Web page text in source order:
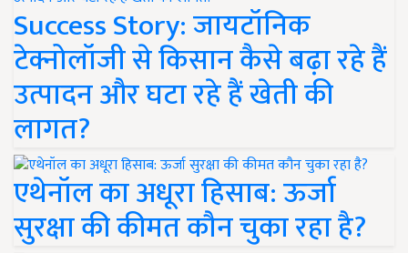
Success Story: जायटॉनिक
टेक्नोलॉजी से किसान कैसे बढ़ा रहे हैं
उत्पादन और घटा रहे हैं खेती की
लागत?
एथेनॉल का अधूरा हिसाब: ऊर्जा
सुरक्षा की कीमत कौन चुका रहा है?